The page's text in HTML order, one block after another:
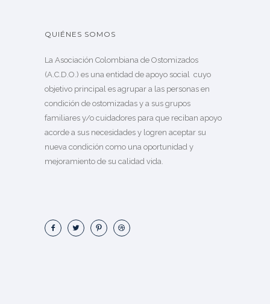
QUIÉNES SOMOS
La Asociación Colombiana de Ostomizados
(A.C.D.O.) es una entidad de apoyo social cuyo
objetivo principal es agrupar a las personas en
condición de ostomizadas y a sus grupos
familiares y/o cuidadores para que reciban apoyo
acorde a sus necesidades y logren aceptar su
nueva condición como una oportunidad y
mejoramiento de su calidad vida.